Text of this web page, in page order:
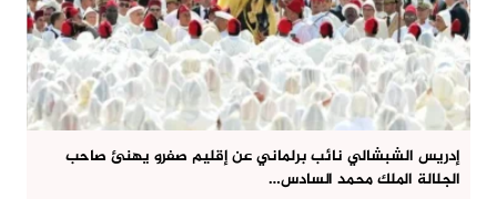
إدريس الشبشالي نائب برلماني عن إقليم صفرو يهنئ صاحب
الجلالة الملك محمد السادس…